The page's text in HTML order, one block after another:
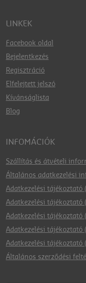
LINKEK
Facebook oldal
Bejelentkezés
Regisztráció
Elfelejtett jelszó
Kívánságlista
Blog
INFOMÁCIÓK
Szállítás és átvételi
Általános adatkezelési
Adatkezelési tájékoztató
Adatkezelési tájékoztató
Adatkezelési tájékoztató
Adatkezelési tájékoztató
Adatkezelési tájékoztató
Általános szerződési